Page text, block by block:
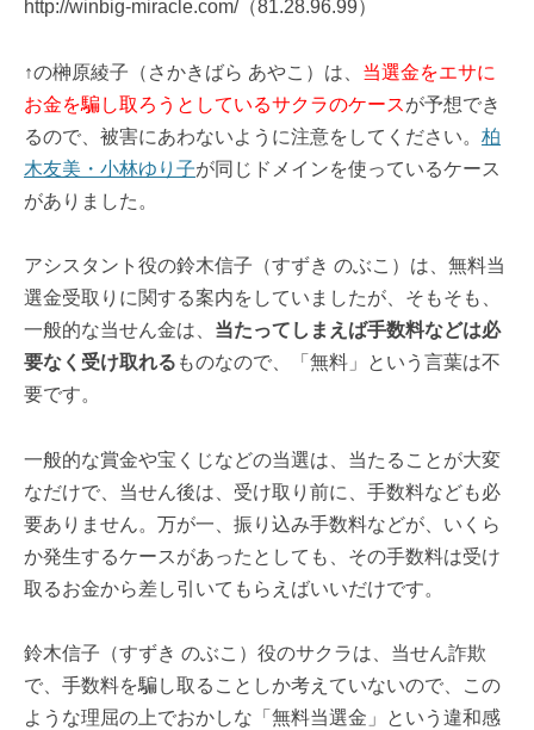
http://winbig-miracle.com/（81.28.96.99）
↑の榊原綾子（さかきばら あやこ）は、 当選金をエサに
お金を騙し取ろうとしているサクラのケースが予想でき
るので、被害にあわないように注意をしてください。 柏
木友美・小林ゆり子が同じドメインを使っているケース
がありました。
アシスタント役の鈴木信子（すずき のぶこ）は、無料当
選金受取りに関する案内をしていましたが、そもそも、
一般的な当せん金は、 当たってしまえば手数料などは必
要なく受け取れる ものなので、「無料」という言葉は不
要です。
一般的な賞金や宝くじなどの当選は、当たることが大変
なだけで、当せん後は、受け取り前に、手数料なども必
要ありません。万が一、振り込み手数料などが、いくら
か発生するケースがあったとしても、その手数料は受け
取るお金から差し引いてもらえばいいだけです。
鈴木信子（すずき のぶこ）役のサクラは、当せん詐欺
で、手数料を騙し取ることしか考えていないので、この
ような理屈の上でおかしな「無料当選金」という違和感